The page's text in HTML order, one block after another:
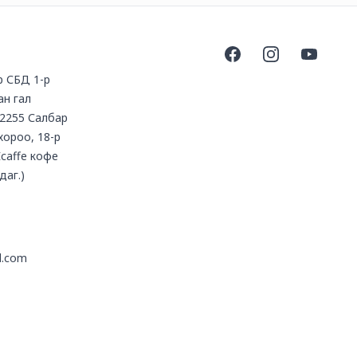
СБД 1-р
гал
Салбар
18-р
кофе
FacebookInstagramYouTube